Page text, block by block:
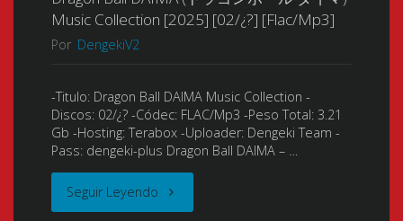
ー
ガ
–
Music Collection [2025] [02/¿?] [Flac/Mp3]
Por DengekiV2
-Titulo: Dragon Ball DAIMA Music Collection -
Discos: 02/¿? -Códec: FLAC/Mp3 -Peso Total: 3.21
Gb -Hosting: Terabox -Uploader: Dengeki Team -
Pass: dengeki-plus Dragon Ball DAIMA – …
Seguir Leyendo "Dragon